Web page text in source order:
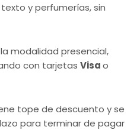
y perfumerías, sin
modalidad presencial,
con tarjetas Visao
tope de descuento y se
para terminar de pagar